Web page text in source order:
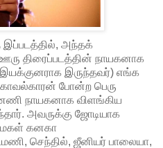
அந்தக்
திரைப்படத்தின் நாயகனாக
இருந்தவர்) எங்க
போன்ற பெரு
நாயகனாக விளங்கிய
அவருக்கு ஜோடியாக
மகள் கனகா
செந்தில், ஜீனியர் பாலையா,